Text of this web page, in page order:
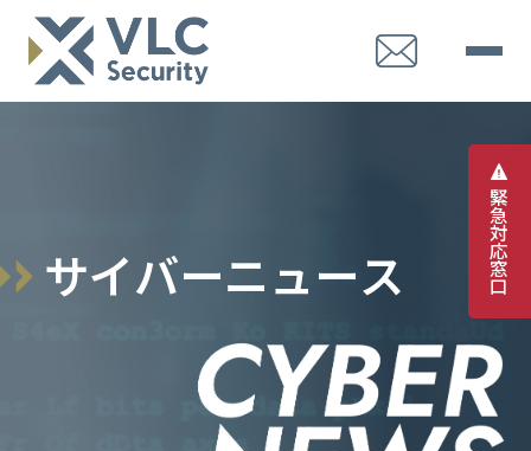
緊
急
対
応
窓
口
サイバーニュース